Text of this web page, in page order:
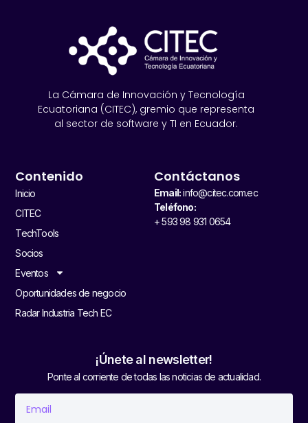
La Cámara de Innovación y Tecnología
Ecuatoriana (CITEC), gremio que representa
al sector de software y TI en Ecuador.
Contenido
Inicio
CITEC
TechTools
Socios
Eventos
Oportunidades de negocio
Radar Industria Tech EC
Contáctanos
Email:info@citec.com.ec
Teléfono:
+ 593 98 931 0654
¡Únete al newsletter!
Ponte al corriente de todas las noticias de actualidad.